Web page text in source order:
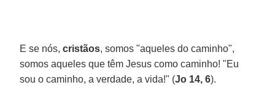
E se nós,cristãos, somos "aqueles do caminho",
somos aqueles que têm Jesus como caminho! "Eu
sou o caminho, a verdade, a vida!" (Jo 14, 6).